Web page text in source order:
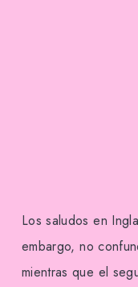
Los saludos en
embargo, no
mientras que el